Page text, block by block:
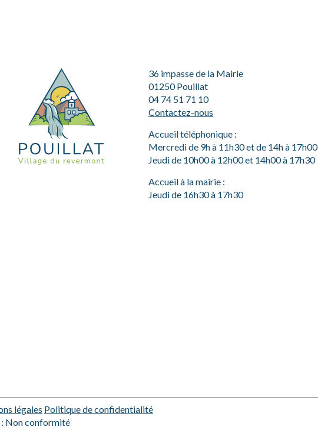
36 impasse de la Mairie
01250 Pouillat
04 74 51 71 10
Contactez-nous
Accueil téléphonique :
Mercredi de 9h à 11h30 et de 14h à 17h00
Jeudi de 10h00 à 12h00 et 14h00 à 17h30
Accueil à la mairie :
Jeudi de 16h30 à 17h30
légales Politique de confidentialité
: Non conformité